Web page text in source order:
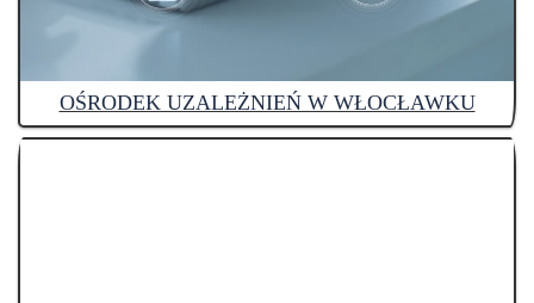
OŚRODEK UZALEŻNIEŃ W WŁOCŁAWKU